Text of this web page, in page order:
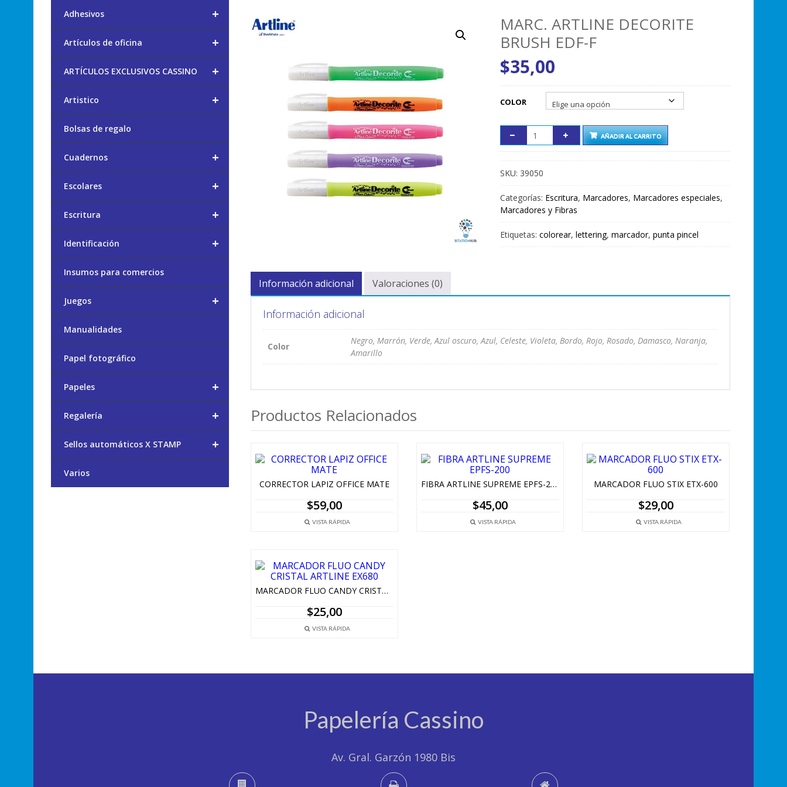
MARC. ARTLINE DECORITE
BRUSH EDF-F
$35,00
COLOR
AÑADIR AL CARRITO
SKU: 39050
Categorías: Escritura, Marcadores, Marcadores especiales,
Marcadores y Fibras
Etiquetas: colorear, lettering, marcador, punta pincel
Información adicional Valoraciones (0)
Información adicional
Color
Negro, Marrón, Verde, Azul oscuro, Azul, Celeste, Violeta, Bordo, Rojo, Rosado, Damasco, Naranja,
Amarillo
Productos Relacionados
CORRECTOR LAPIZ OFFICE MATE
$59,00
VISTA RÁPIDA
FIBRA ARTLINE SUPREME EPFS-200
$45,00
VISTA RÁPIDA
MARCADOR FLUO STIX ETX-600
$29,00
VISTA RÁPIDA
MARCADOR FLUO CANDY CRISTAL ARTLINE EX680
$25,00
VISTA RÁPIDA
+
Adhesivos
+
Artículos de oficina
+
ARTÍCULOS EXCLUSIVOS CASSINO
+
Artistico
Bolsas de regalo
+
Cuadernos
+
Escolares
+
Escritura
+
Identificación
Insumos para comercios
+
Juegos
Manualidades
Papel fotográfico
+
Papeles
+
Regalería
+
Sellos automáticos X STAMP
Varios
Papelería Cassino
Av. Gral. Garzón 1980 Bis